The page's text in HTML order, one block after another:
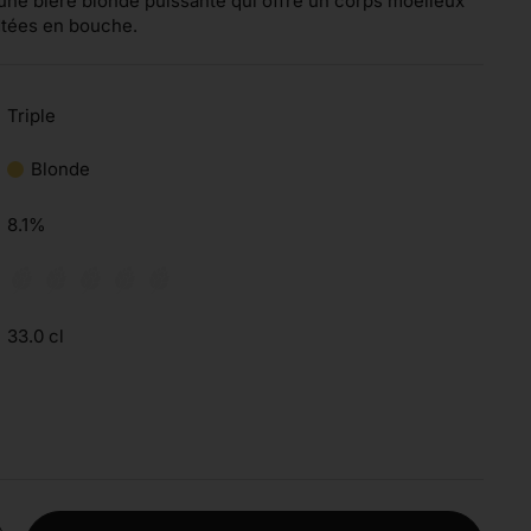
en bouche.
Triple
Blonde
8.1%
33.0 cl